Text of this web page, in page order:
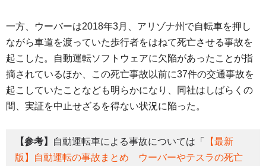
一方、ウーバーは2018年3月、アリゾナ州で自転車を押し
ながら車道を渡っていた歩行者をはねて死亡させる事故を
起こした。自動運転ソフトウェアに欠陥があったことが指
摘されているほか、この死亡事故以前に37件の交通事故を
起こしていたことなども明らかになり、同社はしばらくの
間、実証を中止せざるを得ない状況に陥った。
【参考】 自動運転車による事故については「
【最新
版】自動運転の事故まとめ ウーバーやテスラの死亡